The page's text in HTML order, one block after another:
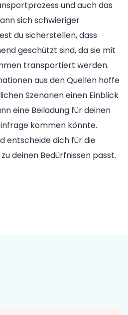
und auch das
sich schwieriger
du sicherstellen, dass
geschützt sind, da sie mit
transportiert werden.
aus den Quellen hoffe
Szenarien einen Einblick
eine Beiladung für deinen
kommen könnte.
entscheide dich für die
deinen Bedürfnissen passt.